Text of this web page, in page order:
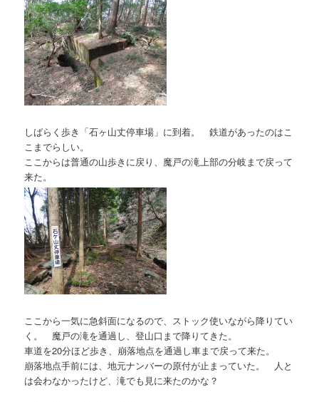
しばらく歩き「石ヶ山丈停車場」に到着。 鉄道があったのはこ
こまでらしい。
ここからは普通の山歩きに戻り、魔戸の滝上部の分岐まで戻って
来た。
ここから一気に急斜面になるので、ストック使いながら降りてい
く。 魔戸の滝を通過し、登山口まで降りてきた。
車道を20分ほど歩き、崩落地点を通過し車まで戻って来た。
崩落地点手前には、地元ナンバーの原付が止まっていた。 人と
は会わなかったけど、滝でも見に来たのかな？